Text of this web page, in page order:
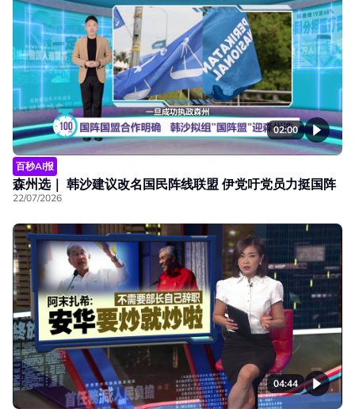
02:00
百秒AI报
森州选｜ 韩沙建议改名国民阵线联盟 伊党吁党员力挺国阵
22/07/2026
04:44